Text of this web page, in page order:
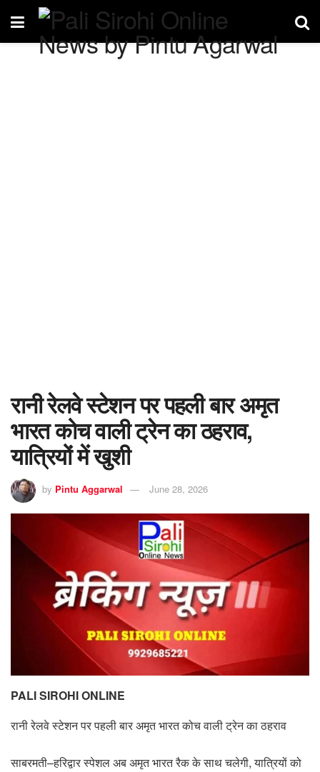
रानी रेलवे स्टेशन पर पहली बार अमृत
भारत कोच वाली ट्रेन का ठहराव,
यात्रियों में खुशी
by Pintu Aggarwal June 28, 2026
PALI SIROHI ONLINE
रानी रेलवे स्टेशन पर पहली बार अमृत भारत कोच वाली ट्रेन का ठहराव
साबरमती–हरिद्वार स्पेशल अब अमृत भारत रैक के साथ चलेगी, यात्रियों को